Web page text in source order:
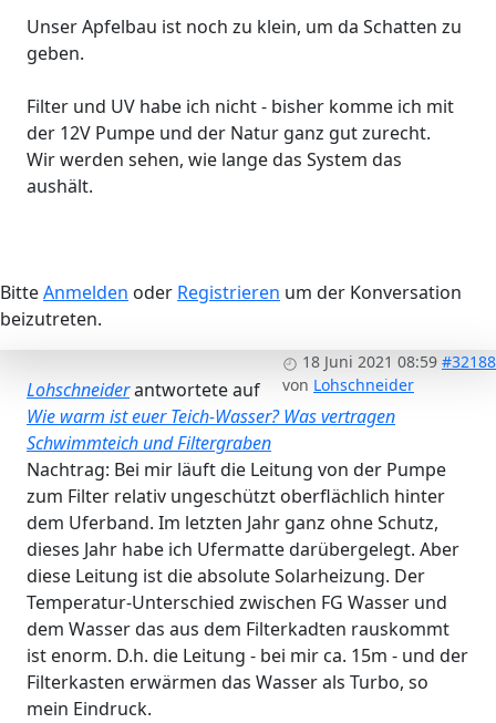
Unser Apfelbau ist noch zu klein, um da Schatten zu
geben.
Filter und UV habe ich nicht - bisher komme ich mit
der 12V Pumpe und der Natur ganz gut zurecht.
Wir werden sehen, wie lange das System das
aushält.
BitteAnmelden oder Registrieren um der Konversation
beizutreten.
18 Juni 2021 08:59 #32188
von Lohschneider
Lohschneiderantwortete auf
Wie warm ist euer Teich-Wasser? Was vertragen
Schwimmteich und Filtergraben
Nachtrag: Bei mir läuft die Leitung von der Pumpe
zum Filter relativ ungeschützt oberflächlich hinter
dem Uferband. Im letzten Jahr ganz ohne Schutz,
dieses Jahr habe ich Ufermatte darübergelegt. Aber
diese Leitung ist die absolute Solarheizung. Der
Temperatur-Unterschied zwischen FG Wasser und
dem Wasser das aus dem Filterkadten rauskommt
ist enorm. D.h. die Leitung - bei mir ca. 15m - und der
Filterkasten erwärmen das Wasser als Turbo, so
mein Eindruck.